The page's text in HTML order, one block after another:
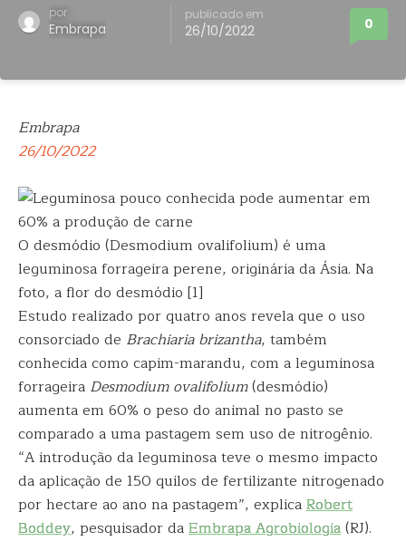
por
Embrapa
publicado em
26/10/2022 0
Embrapa
26/10/2022
O desmódio (Desmodium ovalifolium) é uma
leguminosa forrageira perene, originária da Ásia. Na
foto, a flor do desmódio [1]
Estudo realizado por quatro anos revela que o uso
consorciado de Brachiaria brizantha, também
conhecida como capim-marandu, com a leguminosa
forrageira Desmodium ovalifolium(desmódio)
aumenta em 60% o peso do animal no pasto se
comparado a uma pastagem sem uso de nitrogênio.
“A introdução da leguminosa teve o mesmo impacto
da aplicação de 150 quilos de fertilizante nitrogenado
por hectare ao ano na pastagem”, explicaRobert
Boddey, pesquisador daEmbrapa Agrobiologia(RJ).